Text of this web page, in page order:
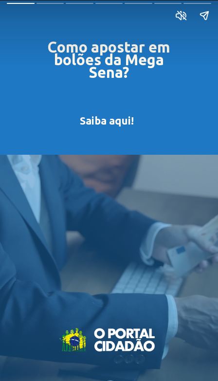
Como apostar em
bolões da Mega
Sena?
Saiba aqui!